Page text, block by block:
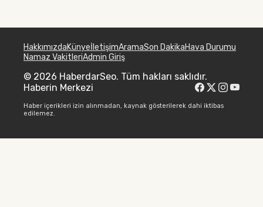
HakkımızdaKünyeİletişimAramaSon DakikaHava Durumu
Namaz VakitleriAdmin Giriş
© 2026 HaberdarSeo. Tüm hakları saklıdır.
Haberin Merkezi
Haber içerikleri izin alınmadan, kaynak gösterilerek dahi iktibas
edilemez.